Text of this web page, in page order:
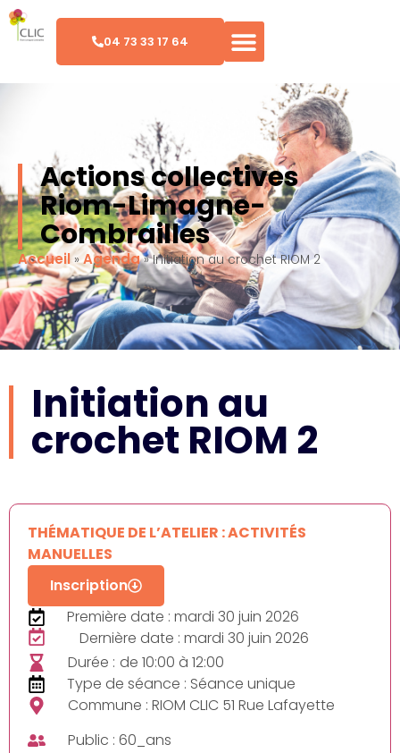
04 73 33 17 64
Actions collectives
Riom-Limagne-
Combrailles
Accueil»Agenda»Initiation au crochet RIOM 2
Initiation au
crochet RIOM 2
THÉMATIQUE DE L’ATELIER : ACTIVITÉS
MANUELLES
Inscription
Première date : mardi 30 juin 2026
Dernière date : mardi 30 juin 2026
Durée : de 10:00 à 12:00
Type de séance : Séance unique
Commune : RIOM CLIC 51 Rue Lafayette
Public : 60_ans